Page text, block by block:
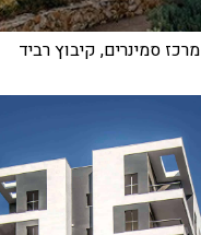
מרכז סמינרים, קיבוץ רביד